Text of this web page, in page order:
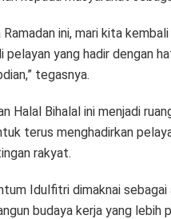
Ramadan ini, mari kita
pelayan yang hadir dengan
tegasnya.
Halal Bihalal ini menjadi
terus menghadirkan
rakyat.
Idulfitri dimaknai
budaya kerja yang